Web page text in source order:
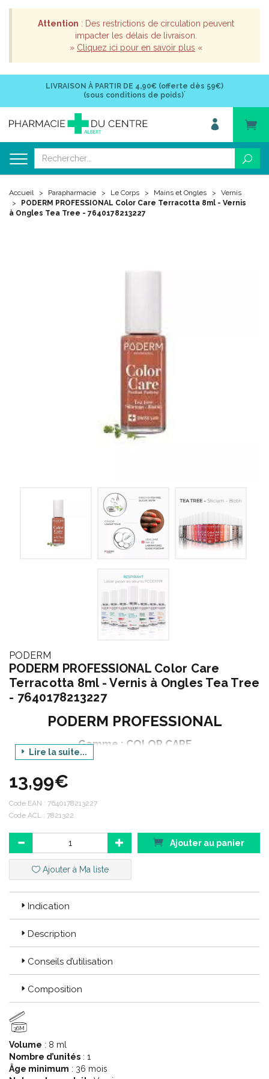
Attention : Des restrictions de circulation peuvent
impacter les délais de livraison.
» Cliquez ici pour en savoir plus «
LIVRAISON À PARTIR DE 4,90€ (offerte dès 59€)
(sous conditions de poids)*
Accueil Parapharmacie Le Corps Mains et Ongles
Vernis
PODERM PROFESSIONAL Color Care Terracotta 8ml - Vernis
à Ongles Tea Tree - 7640178213227
PODERM
PODERM PROFESSIONAL Color Care
Terracotta 8ml - Vernis à Ongles Tea Tree
- 7640178213227
PODERM PROFESSIONAL
Gamme : COLOR CARE
Produit : VERNIS A ONGLES PURIFIANT ET
N’ existant pas de produits efficaces pour traiter les pathologies
des ongles de ses patients, Maud Falconnet, podologue à
Genève, s’ investit dans la recherche de principes actifs naturels
Lire la suite...
13,99€
Code EAN : 7640178213227
Code ACL : 7821322
Ajouter au panier
Ajouter à Ma liste
Indication
Description
Conseils d’utilisation
Composition
36M
Volume : 8 ml
Nombre d’unités : 1
Âge minimum : 36 mois